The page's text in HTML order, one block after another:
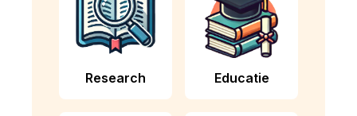
Research Educatie